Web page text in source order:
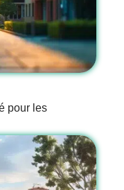
pour les